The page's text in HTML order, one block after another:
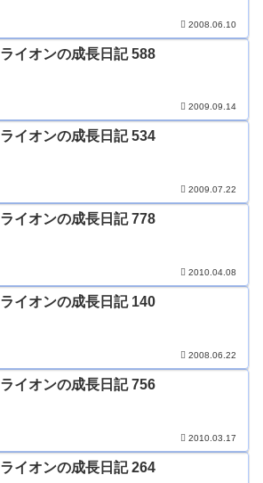
2008.06.10
ライオンの成長日記 588
2009.09.14
ライオンの成長日記 534
2009.07.22
ライオンの成長日記 778
2010.04.08
ライオンの成長日記 140
2008.06.22
ライオンの成長日記 756
2010.03.17
ライオンの成長日記 264